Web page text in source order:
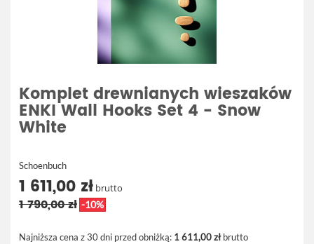
Komplet drewnianych wieszaków
ENKI Wall Hooks Set 4 - Snow
White
Schoenbuch
1 611,00 zł brutto
1 790,00 zł -10%
Najniższa cena z 30 dni przed obniżką: 1 611,00 złbrutto